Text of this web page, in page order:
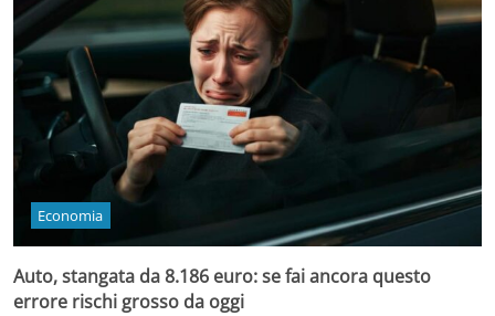
Economia
Auto, stangata da 8.186 euro: se fai ancora questo
errore rischi grosso da oggi